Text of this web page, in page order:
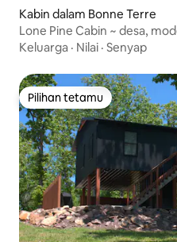
Kabin dalam Bonne Terre
Lone Pine Cabin ~ desa,
Keluarga · Nilai · Senyap
Pilihan tetamu
Pilihan tetamu